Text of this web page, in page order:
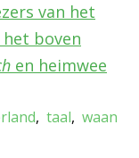
van het
het boven
en heimwee
taal waan